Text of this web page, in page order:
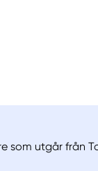
som utgår från